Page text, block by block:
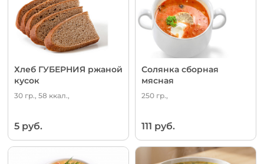
Хлеб ГУБЕРНИЯ ржаной
кусок
30 гр., 58 ккал.,
5 руб.
Солянка сборная
мясная
250 гр.,
111 руб.